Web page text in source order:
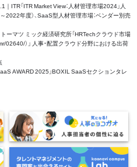
ITR「ITR Market View：人材管理市場2024」人
2022年度）、SaaS型人材管理市場：ベンダー別売
マツ ミック経済研究所「HRTechクラウド市場
）」 人事・配置クラウド分野における出荷
AWARD 2025」BOXIL SaaSセクションタレ